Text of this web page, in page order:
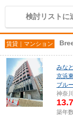
検討リストに
賃貸｜マンション
みな
京浜
ブル
神奈
13.7
築年